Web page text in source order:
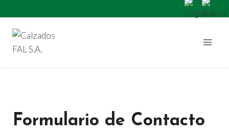
al
contenido
Formulario de Contacto